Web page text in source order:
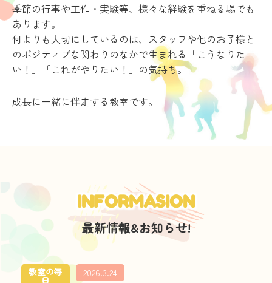
季節の行事や工作・実験等、様々な経験を重ねる場でも
あります。
何よりも大切にしているのは、スタッフや他のお子様と
のポジティブな関わりのなかで生まれる「こうなりた
い！」「これがやりたい！」の気持ち。
成長に一緒に伴走する教室です。
INFORMASION
最新情報&お知らせ!
教室の毎
日
2026.3.24